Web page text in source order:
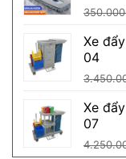
Xe
04
Xe
07